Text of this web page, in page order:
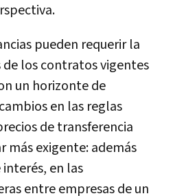
pueden requerir la
de los contratos vigentes
un horizonte de
en las reglas
de transferencia
más exigente: además
en las
entre empresas de un